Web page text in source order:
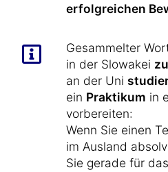
erfolgreichen
Gesammelter
in der Slowakei
an der Uni
ein Praktikum in
vorbereiten:
Wenn Sie einen
im Ausland
Sie gerade für